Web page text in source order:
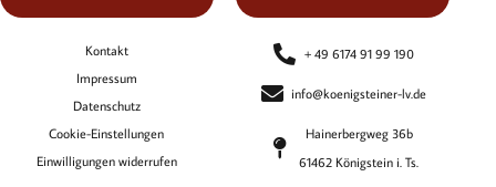
Kontakt
Impressum
Datenschutz
Cookie-Einstellungen
Einwilligungen widerrufen
+ 49 6174 91 99 190
info@koenigsteiner-lv.de
Hainerbergweg 36b
61462 Königstein i. Ts.